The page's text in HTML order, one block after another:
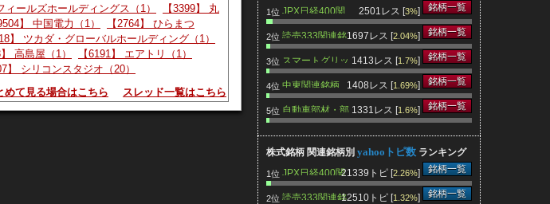
ィールズホールディングス（1）
【3399】 丸
】 中国電力（1）
【2764】 ひらまつ
】 ツカダ・グローバルホールディング（1）
】 高島屋（1）
【6191】 エアトリ（1）
】 シリコンスタジオ（20）
スレッド一覧はこちら
めて見る場合はこちら
1位 JPX日経400関
連銘柄
2501レス [3%] 銘柄一覧
2位 読売333関連銘
柄
1697レス [2.04%] 銘柄一覧
3位 スマートグリッ
ド関連銘柄
1413レス [1.7%] 銘柄一覧
4位 中東関連銘柄 1408レス [1.69%] 銘柄一覧
5位 自動車部材・部
品関連銘柄
1331レス [1.6%] 銘柄一覧
株式銘柄 関連銘柄別 yahooトピ数 ランキング
1位 JPX日経400関
連銘柄
21339トピ [2.26%] 銘柄一覧
2位 読売333関連銘12510トピ [1.32%] 銘柄一覧